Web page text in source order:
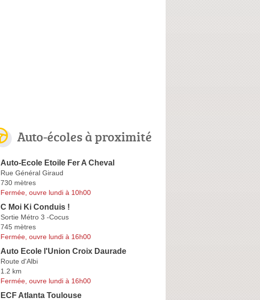
Auto-écoles à proximité
Auto-Ecole Etoile Fer A Cheval
Rue Général Giraud
730 mètres
Fermée, ouvre lundi à 10h00
C Moi Ki Conduis !
Sortie Métro 3 -Cocus
745 mètres
Fermée, ouvre lundi à 16h00
Auto Ecole l'Union Croix Daurade
Route d'Albi
1.2 km
Fermée, ouvre lundi à 16h00
ECF Atlanta Toulouse